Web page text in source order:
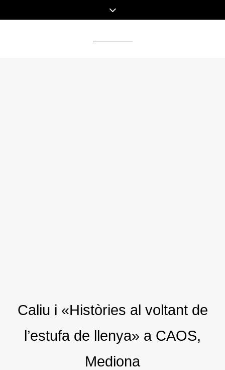
Caliu i «Històries al voltant de
l’estufa de llenya» a CAOS,
Mediona